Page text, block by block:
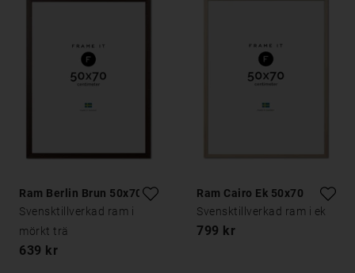
Ram Berlin Brun 50x70
Svensktillverkad ram i
mörkt trä
639 kr
Ram Cairo Ek 50x70
Svensktillverkad ram i ek
799 kr